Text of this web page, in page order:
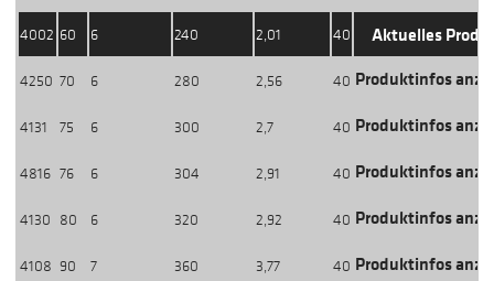
4002 60 6 240 2,01 40 Aktuelles
4250 70 6 280 2,56 40 Produktinfos
4131 75 6 300 2,7 40 Produktinfos
4816 76 6 304 2,91 40 Produktinfos
4130 80 6 320 2,92 40 Produktinfos
4108 90 7 360 3,77 40 Produktinfos